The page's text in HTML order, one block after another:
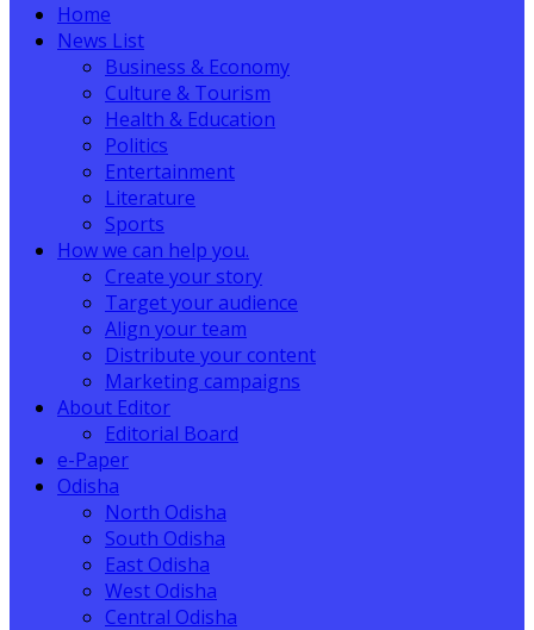
Home
News List
Business & Economy
Culture & Tourism
Health & Education
Politics
Entertainment
Literature
Sports
How we can help you.
Create your story
Target your audience
Align your team
Distribute your content
Marketing campaigns
About Editor
Editorial Board
e-Paper
Odisha
North Odisha
South Odisha
East Odisha
West Odisha
Central Odisha